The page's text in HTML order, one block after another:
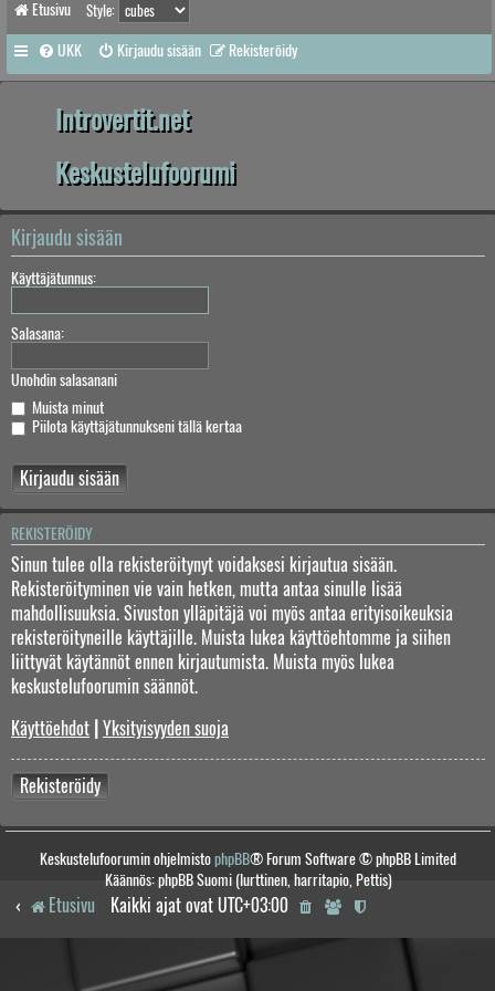
Etusivu Style:
UKK Kirjaudu sisään Rekisteröidy
Introvertit.net
Keskustelufoorumi
Kirjaudu sisään
Käyttäjätunnus:
Salasana:
Unohdin salasanani
Muista minut
Piilota käyttäjätunnukseni tällä kertaa
REKISTERÖIDY
Sinun tulee olla rekisteröitynyt voidaksesi kirjautua sisään.
Rekisteröityminen vie vain hetken, mutta antaa sinulle lisää
mahdollisuuksia. Sivuston ylläpitäjä voi myös antaa erityisoikeuksia
rekisteröityneille käyttäjille. Muista lukea käyttöehtomme ja siihen
liittyvät käytännöt ennen kirjautumista. Muista myös lukea
keskustelufoorumin säännöt.
Käyttöehdot Yksityisyyden suoja
Rekisteröidy
Keskustelufoorumin ohjelmistophpBB® Forum Software © phpBB Limited
Käännös: phpBB Suomi (lurttinen, harritapio, Pettis)
Etusivu Kaikki ajat ovat UTC+03:00